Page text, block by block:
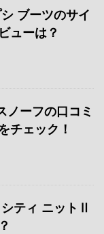
ブーツのサイ
ューは？
ノーフの口コミ
チェック！
ティ ニットⅡ